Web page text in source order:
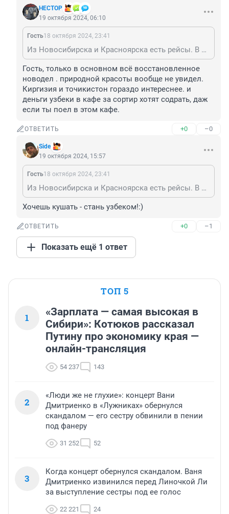
HECTOP
19 октября 2024, 06:10
Гость18 октября 2024, 23:41
Из Новосибирска и Красноярска есть рейсы. В Узбекистане очень красиво и вкусно! И недорого.
Гость, только в основном всё восстановленное
новодел . природной красоты вообще не увидел.
Киргизия и точикистон гораздо интереснее. и
деньги узбеки в кафе за сортир хотят содрать, даж
если ты поел в этом кафе.
ОТВЕТИТЬ +0 –0
Side
19 октября 2024, 15:57
Гость18 октября 2024, 23:41
Из Новосибирска и Красноярска есть рейсы. В Узбекистане очень красиво и вкусно! И недорого.
Хочешь кушать - стань узбеком!:)
ОТВЕТИТЬ +0 –1
Показать ещё 1 ответ
ТОП 5
1
«Зарплата — самая высокая в
Сибири»: Котюков рассказал
Путину про экономику края —
онлайн-трансляция
54 237 143
2
«Люди же не глухие»: концерт Вани
Дмитриенко в «Лужниках» обернулся
скандалом — его сестру обвинили в пении
под фанеру
31 252 52
3
Когда концерт обернулся скандалом. Ваня
Дмитриенко извинился перед Линочкой Ли
за выступление сестры под ее голос
22 221 24